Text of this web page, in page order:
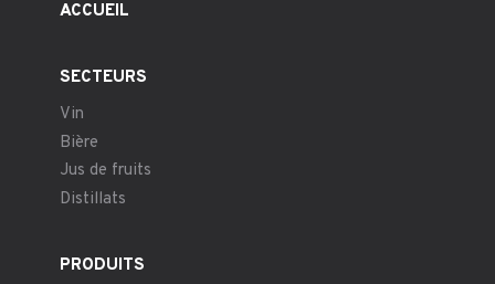
ACCUEIL
SECTEURS
Vin
Bière
Jus de fruits
Distillats
PRODUITS